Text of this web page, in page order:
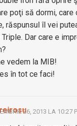
poţi să dormi, care
răspunsul îl vei
Dar care e
vedem la MIB!
în tot ce faci!
26, 2013 LA 10:27